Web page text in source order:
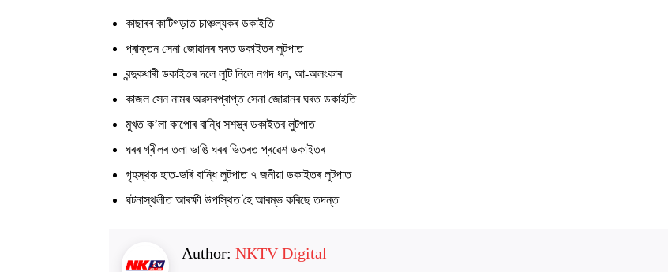
কাছাৰৰ কাটিগড়াত চাঞ্চল্যকৰ ডকাইতি
প্ৰাক্তন সেনা জোৱানৰ ঘৰত ডকাইতৰ লুটপাত
বন্দুকধাৰী ডকাইতৰ দলে লুটি নিলে নগদ ধন, আ-অলংকাৰ
কাজল সেন নামৰ অৱসৰপ্ৰাপ্ত সেনা জোৱানৰ ঘৰত ডকাইতি
মুখত ক’লা কাপোৰ বান্ধি সশস্ত্ৰ ডকাইতৰ লুটপাত
ঘৰৰ গ্ৰীলৰ তলা ভাঙি ঘৰৰ ভিতৰত প্ৰৱেশ ডকাইতৰ
গৃহস্থক হাত-ভৰি বান্ধি লুটপাত ৭ জনীয়া ডকাইতৰ লুটপাত
ঘটনাস্থলীত আৰক্ষী উপস্থিত হৈ আৰম্ভ কৰিছে তদন্ত
Author: NKTV Digital